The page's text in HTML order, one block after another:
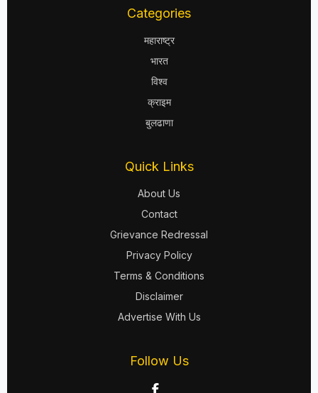
Categories
महाराष्ट्र
भारत
विश्व
क्राइम
बुलढाणा
Quick Links
About Us
Contact
Grievance Redressal
Privacy Policy
Terms & Conditions
Disclaimer
Advertise With Us
Follow Us